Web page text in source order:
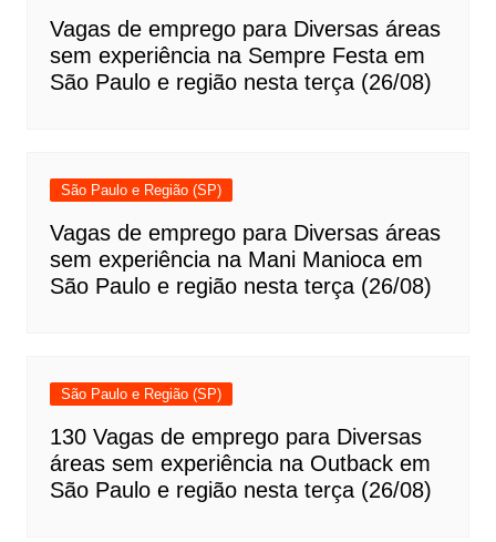
Vagas de emprego para Diversas áreas
sem experiência na Sempre Festa em
São Paulo e região nesta terça (26/08)
São Paulo e Região (SP)
Vagas de emprego para Diversas áreas
sem experiência na Mani Manioca em
São Paulo e região nesta terça (26/08)
São Paulo e Região (SP)
130 Vagas de emprego para Diversas
áreas sem experiência na Outback em
São Paulo e região nesta terça (26/08)